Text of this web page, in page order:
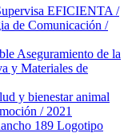
EFICIENTA /
de Comunicación /
Aseguramiento de la
y Materiales de
y bienestar animal
/ 2021
189 Logotipo